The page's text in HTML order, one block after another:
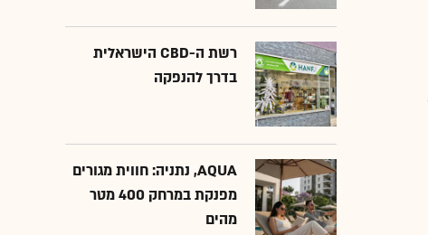
רשת ה-CBD הישראלית
בדרך להנפקה
AQUA, נתניה: חווית מגורים
מפנקת במרחק 400 מטר
מהים